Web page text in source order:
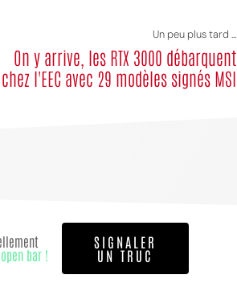
Un peu plus tard ...
On y arrive, les RTX 3000 débarquent
chez l'EEC avec 29 modèles signés MSI
bar !
SIGNALER
UN TRUC